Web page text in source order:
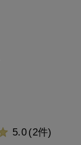
5.0 (2件)